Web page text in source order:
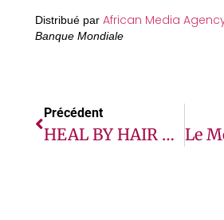
Distribué par African Media
Banque Mondiale
Précédent
HEAL BY HAIR KARA 2026 : 300 COIFFEUSES FORMÉES EN SANTÉ MENTALE DANS LE NORD DU TOGO